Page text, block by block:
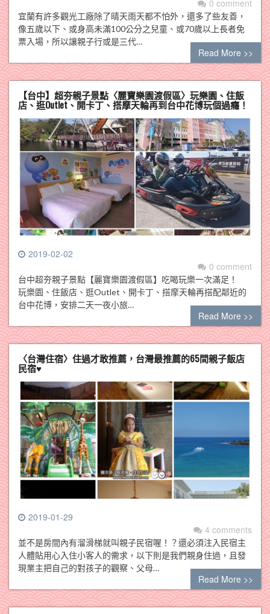
0 comment
宜蘭有許多觀光工廠除了晴天雨天都不怕外，還多了些友善，
像五歲以下、或身高未滿100公分之兒童、或70歲以上長者免
票入場，所以讓親子行或是三代…
Read More >>
【台中】超夯親子景點〈麗寶樂園渡假區〉玩樂園、住飯
店、逛Outlet、開卡丁、搭摩天輪再到台中花博玩個過癮！
2019-02-02
0 comment
台中超夯親子景點【麗寶樂園渡假區】吃喝玩樂一次滿足！
玩樂園、住飯店、逛Outlet、開卡丁、搭摩天輪再搭配鄰近的
台中花博，安排二天一夜小旅…
Read More >>
〈台灣住宿〉住過才敢推薦，台灣最推薦的65間親子飯店
民宿♥
2019-01-29
4 comments
並不是房間內有溜滑梯就叫親子民宿喔！？還必須注入民宿主
人體貼用心入住小客人的需求，以下則是我們親身住過，且發
現業主把自己的對孩子的觀察、父母…
Read More >>